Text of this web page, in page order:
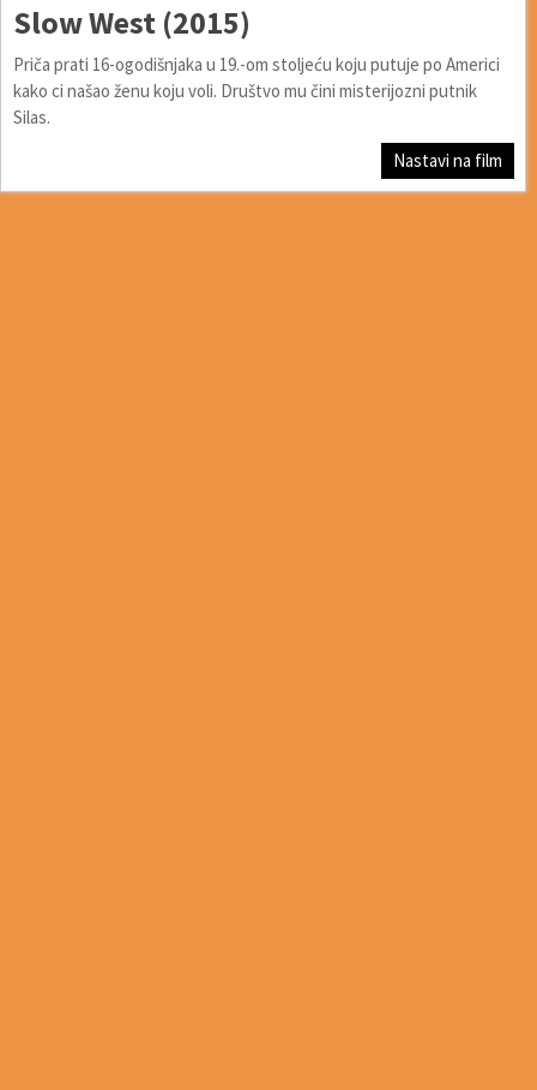
Slow West (2015)
Priča prati 16-ogodišnjaka u 19.-om stoljeću koju putuje po Americi
kako ci našao ženu koju voli. Društvo mu čini misterijozni putnik
Silas.
Nastavi na film